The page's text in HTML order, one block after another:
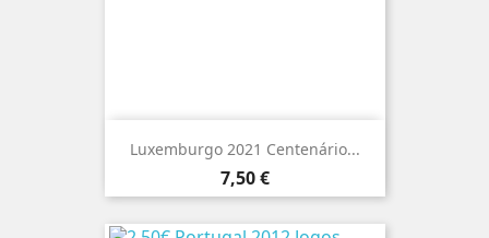
Luxemburgo 2021 Centenário...
Preço
7,50 €